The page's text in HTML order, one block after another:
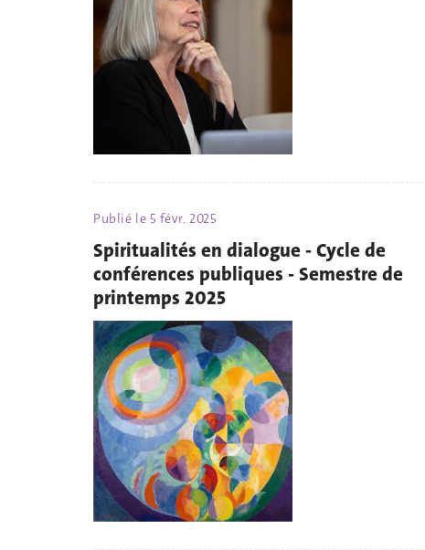
Publié le 5 févr. 2025
Spiritualités en dialogue - Cycle de
conférences publiques - Semestre de
printemps 2025